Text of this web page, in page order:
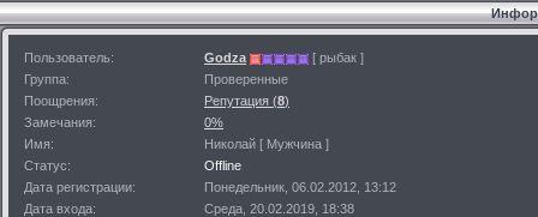
Пользователь: Godza
[ рыбак ]
Группа:
Проверенные
Поощрения:
Репутация (8)
Замечания:
0%
Имя:
Николай [ Мужчина ]
Статус:
Offline
Дата регистрации:
Понедельник, 06.02.2012, 13:12
Дата входа:
Среда, 20.02.2019, 18:38